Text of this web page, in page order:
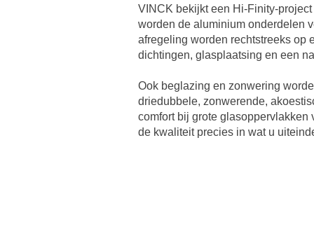
VINCK bekijkt een Hi-Finity-
worden de aluminium onderdelen
afregeling worden rechtstreeks op
dichtingen, glasplaatsing en een
Ook beglazing en zonwering
driedubbele, zonwerende,
comfort bij grote
de kwaliteit precies in wat u